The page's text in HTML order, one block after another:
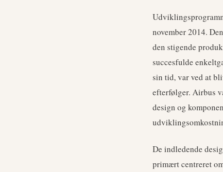
november 2014.
den stigende
succesfulde
sin tid, var ved at
efterfølger. Airbus
design og
De indledende
primært centreret